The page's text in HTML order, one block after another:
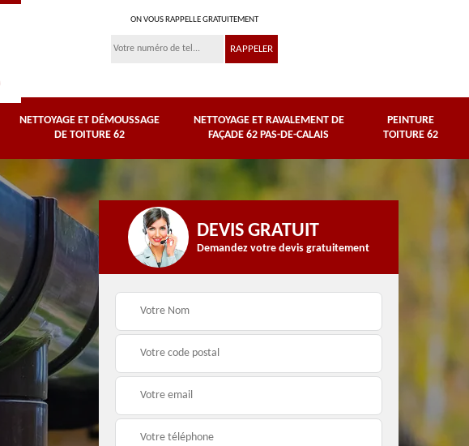
ON VOUS RAPPELLE GRATUITEMENT
NETTOYAGE ET DÉMOUSSAGE
DE TOITURE 62
NETTOYAGE ET RAVALEMENT DE
FAÇADE 62 PAS-DE-CALAIS
PEINTURE
TOITURE 62
Nettoyage et
démoussage de
toiture 62
62 Pas-de-Calais
DEVIS GRATUIT
Demandez votre devis gratuitement